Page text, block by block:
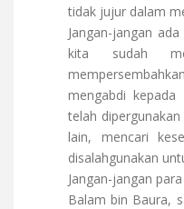
tidak jujur dalam
Jangan-jangan
kita sudah
mengabdi kepada
telah
lain, mencari
disalahgunakan
Jangan-jangan
Balam bin Baura,